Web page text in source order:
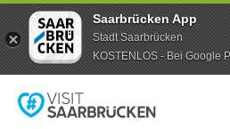
Saarbrücken App
Stadt Saarbrücken
KOSTENLOS - Bei Google